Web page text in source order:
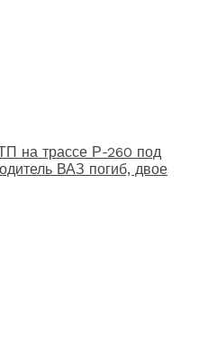
на трассе Р-260 под
ВАЗ погиб, двое